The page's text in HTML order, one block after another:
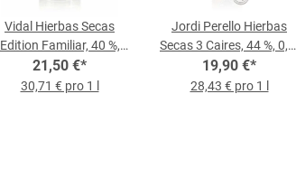
Vidal Hierbas Secas
Edition Familiar, 40 %,
0,7-l-Flasche
21,50 €*
30,71 € pro 1 l
Jordi Perello Hierbas
Secas 3 Caires, 44 %, 0,7-
l-Flasche
19,90 €*
28,43 € pro 1 l